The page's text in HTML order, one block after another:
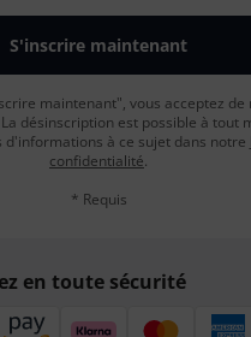
S'inscrire maintenant
maintenant", vous acceptez de
désinscription est possible à tout
d'informations à ce sujet dans notre
confidentialité.
* Requis
en toute sécurité